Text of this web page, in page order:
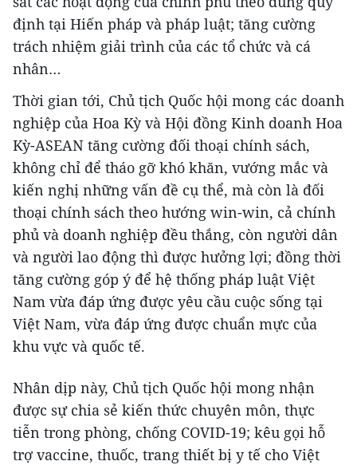
định tại Hiến pháp và pháp luật; tăng cường
trách nhiệm giải trình của các tổ chức và cá
nhân…
Thời gian tới, Chủ tịch Quốc hội mong các doanh
nghiệp của Hoa Kỳ và Hội đồng Kinh doanh Hoa
Kỳ-ASEAN tăng cường đối thoại chính sách,
không chỉ để tháo gỡ khó khăn, vướng mắc và
kiến nghị những vấn đề cụ thể, mà còn là đối
thoại chính sách theo hướng win-win, cả chính
phủ và doanh nghiệp đều thắng, còn người dân
và người lao động thì được hưởng lợi; đồng thời
tăng cường góp ý để hệ thống pháp luật Việt
Nam vừa đáp ứng được yêu cầu cuộc sống tại
Việt Nam, vừa đáp ứng được chuẩn mực của
khu vực và quốc tế.
Nhân dịp này, Chủ tịch Quốc hội mong nhận
được sự chia sẻ kiến thức chuyên môn, thực
tiễn trong phòng, chống COVID-19; kêu gọi hỗ
trợ vaccine, thuốc, trang thiết bị y tế cho Việt